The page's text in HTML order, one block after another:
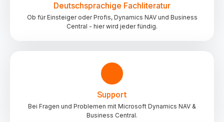
Deutschsprachige Fachliteratur
Ob für Einsteiger oder Profis, Dynamics NAV und Business
Central - hier wird jeder fündig.
Support
Bei Fragen und Problemen mit Microsoft Dynamics NAV &
Business Central.